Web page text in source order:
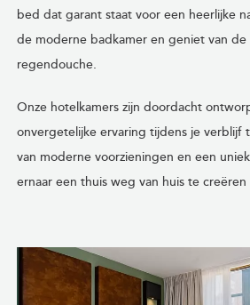
bed dat garant staat voor een heerlijke
de moderne badkamer en geniet van
regendouche.
Onze hotelkamers zijn doordacht
onvergetelijke ervaring tijdens je verblijf
van moderne voorzieningen en een
ernaar een thuis weg van huis te